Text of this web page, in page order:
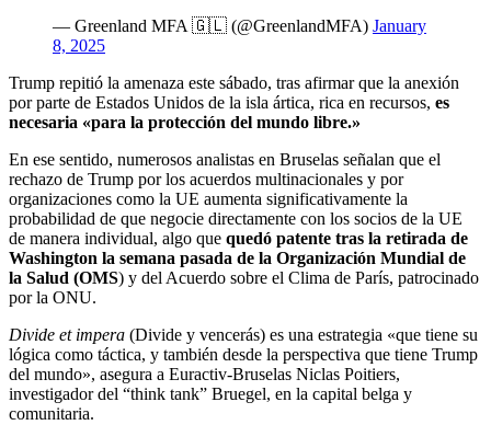
— Greenland MFA 🇬🇱 (@GreenlandMFA) January
8, 2025
Trump repitió la amenaza este sábado, tras afirmar que la anexión
por parte de Estados Unidos de la isla ártica, rica en recursos, es
necesaria «para la protección del mundo libre.»
En ese sentido, numerosos analistas en Bruselas señalan que el
rechazo de Trump por los acuerdos multinacionales y por
organizaciones como la UE aumenta significativamente la
probabilidad de que negocie directamente con los socios de la UE
de manera individual, algo que quedó patente tras la retirada de
Washington la semana pasada de la Organización Mundial de
la Salud (OMS) y del Acuerdo sobre el Clima de París, patrocinado
por la ONU.
Divide et impera (Divide y vencerás) es una estrategia «que tiene su
lógica como táctica, y también desde la perspectiva que tiene Trump
del mundo», asegura a Euractiv-Bruselas Niclas Poitiers,
investigador del “think tank” Bruegel, en la capital belga y
comunitaria.